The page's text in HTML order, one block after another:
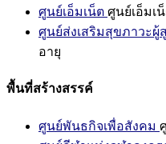
ศูนย์เอ็มเน็ต ศูนย์เอ็มเ
ศูนย์ส่งเสริมสุขภาวะผู้
อายุ
พื้นที่สร้างสรรค์
ศูนย์พันธกิจเพื่อสังคม